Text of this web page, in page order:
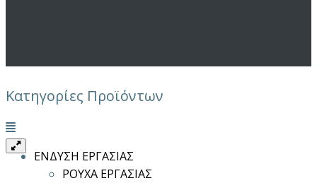
Κατηγορίες Προϊόντων
Μενού
ΕΝΔΥΣΗ ΕΡΓΑΣΙΑΣ
ΡΟΥΧΑ ΕΡΓΑΣΙΑΣ